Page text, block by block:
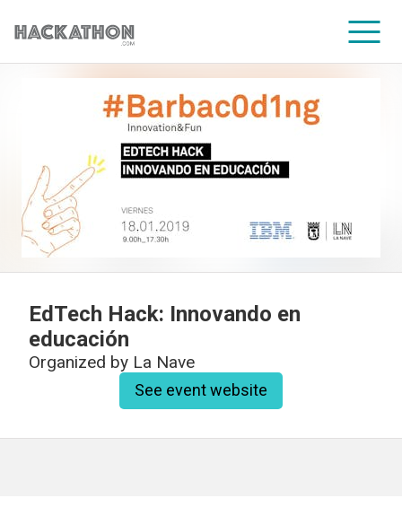
CORPORATE SERVICES
EdTech Hack: Innovando en
educación
Organized by La Nave
See event website